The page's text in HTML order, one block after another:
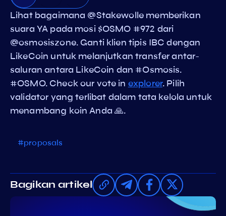
Lihat bagaimana @Stakewolle memberikan
suara YA pada mosi $OSMO #972 dari
@osmosiszone. Ganti klien tipis IBC dengan
LikeCoin untuk melanjutkan transfer antar-
saluran antara LikeCoin dan #Osmosis.
#OSMO. Check our vote in explorer. Pilih
validator yang terlibat dalam tata kelola untuk
menambang koin Anda 🙏.
#proposals
Bagikan artikel